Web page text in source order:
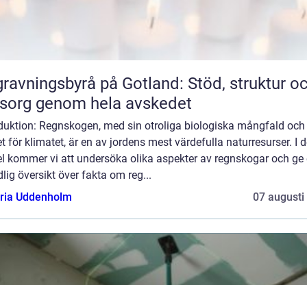
på Gotland: Stöd, struktur
genom hela avskedet
Regnskogen, med sin otroliga biologiska mångfald och
för klimatet, är en av jordens mest värdefulla naturresurser. I
kommer vi att undersöka olika aspekter av regnskogar och ge
översikt över fakta om reg...
Uddenholm
07 augusti